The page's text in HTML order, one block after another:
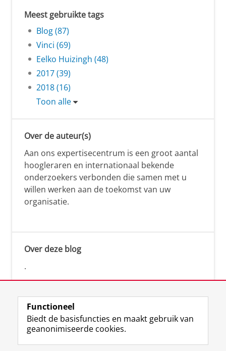
Meest gebruikte tags
Blog (87)
Vinci (69)
Eelko Huizingh (48)
2017 (39)
2018 (16)
Toon alle
Over de auteur(s)
Aan ons expertisecentrum is een groot aantal
hoogleraren en internationaal bekende
onderzoekers verbonden die samen met u
willen werken aan de toekomst van uw
organisatie.
Over deze blog
.
Volg de RUG
F
L
R I
Y
Functioneel
Biedt de basisfuncties en maakt gebruik van
geanonimiseerde cookies.